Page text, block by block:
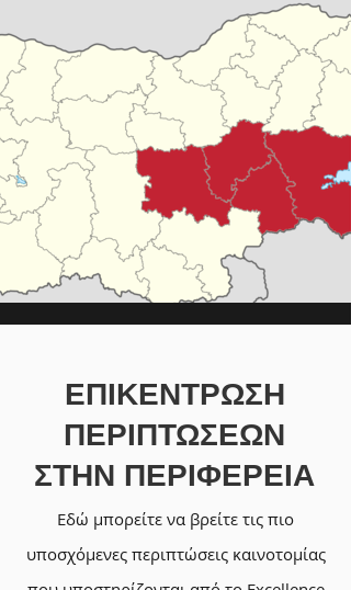
ΕΠΙΚΕΝΤΡΩΣΗ
ΠΕΡΙΠΤΩΣΕΩΝ
ΣΤΗΝ ΠΕΡΙΦΕΡΕΙΑ
Εδώ μπορείτε να βρείτε τις πιο
υποσχόμενες περιπτώσεις καινοτομίας